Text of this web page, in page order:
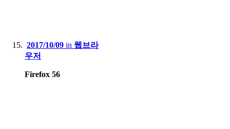
2017/10/09 in 웹브라
우저
Firefox 56